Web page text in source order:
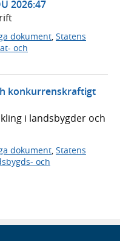
2026:47
dokument, Statens
och
konkurrenskraftigt
i landsbygder och
dokument Statens
och